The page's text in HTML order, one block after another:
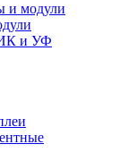
и модули
и УФ